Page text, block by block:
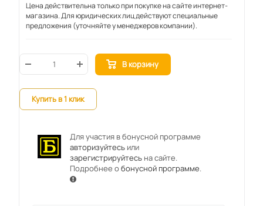
Цена действительна только при покупке на сайте интернет-
магазина. Для юридических лиц действуют специальные
предложения (уточняйте у менеджеров компании).
В корзину
Купить в 1 клик
Для участия в бонусной программе
авторизуйтесьили
зарегистрируйтесьна сайте.
Подробнее обонусной программе.